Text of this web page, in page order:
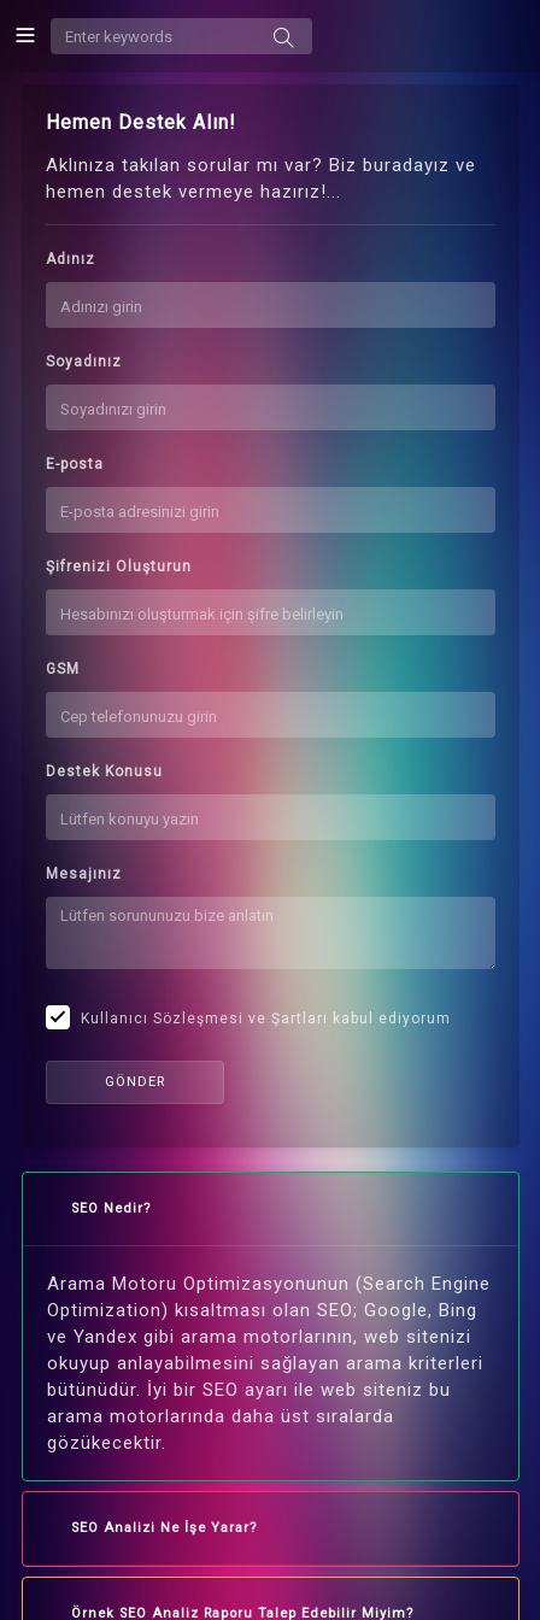
Hemen Destek Alın!
Aklınıza takılan sorular mı var? Biz buradayız ve
hemen destek vermeye hazırız!...
Adınız
Soyadınız
E-posta
Şifrenizi Oluşturun
GSM
Destek Konusu
Mesajınız
Kullanıcı Sözleşmesi ve Şartları kabul ediyorum
GÖNDER
SEO Nedir?
Arama Motoru Optimizasyonunun (Search Engine
Optimization) kısaltması olan SEO; Google, Bing
ve Yandex gibi arama motorlarının, web sitenizi
okuyup anlayabilmesini sağlayan arama kriterleri
bütünüdür. İyi bir SEO ayarı ile web siteniz bu
arama motorlarında daha üst sıralarda
gözükecektir.
SEO Analizi Ne İşe Yarar?
Örnek SEO Analiz Raporu Talep Edebilir Miyim?